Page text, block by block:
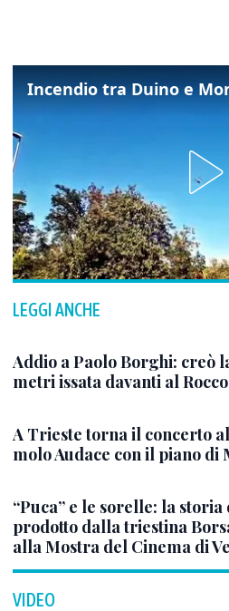
LEGGI ANCHE
Addio a Paolo Borghi: creò
metri issata davanti al Rocco
A Trieste torna il concerto
molo Audace con il piano
“Puca” e le sorelle: la
prodotto dalla triestina
alla Mostra del Cinema di
VIDEO